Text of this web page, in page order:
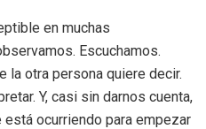
en muchas
Escuchamos.
la otra persona quiere decir.
Y, casi sin darnos cuenta,
ocurriendo para empezar